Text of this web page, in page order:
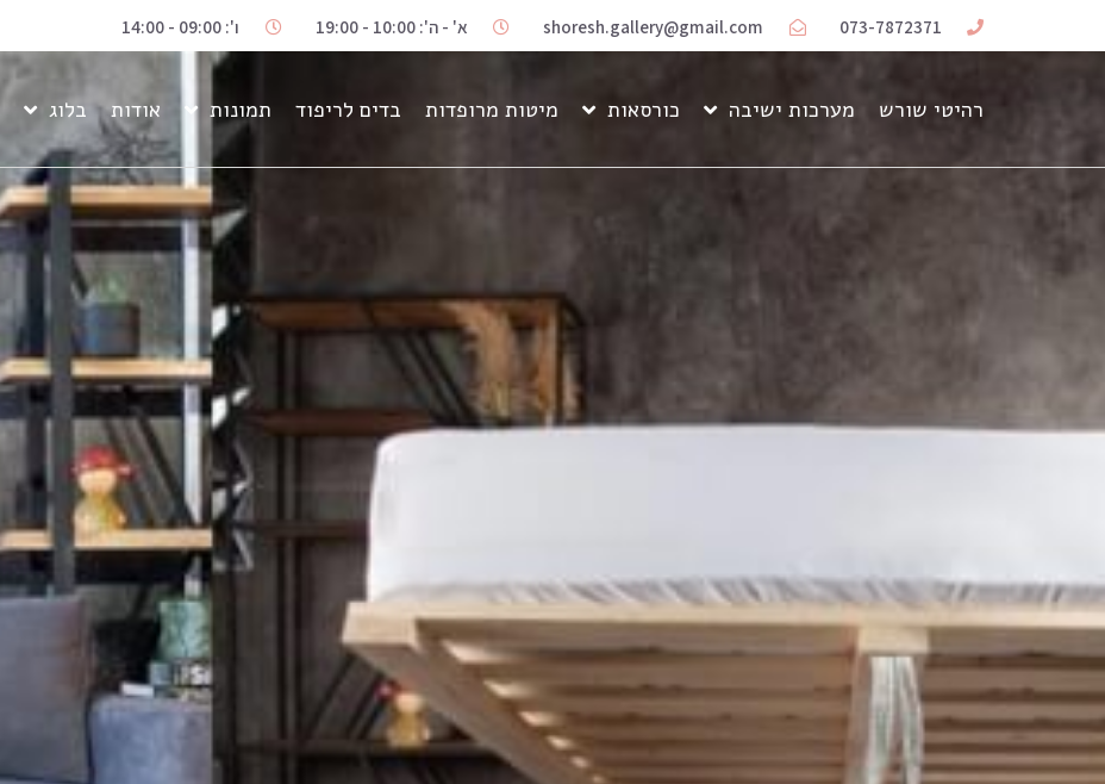
073-7872371
shoresh.gallery@gmail.com א' - ה': 10:00 - 19:00 ו': 09:00 - 14:00
רהיטי שורש מערכות ישיבה כורסאות מיטות מרופדות בדים לריפוד תמונות אודות בלוג